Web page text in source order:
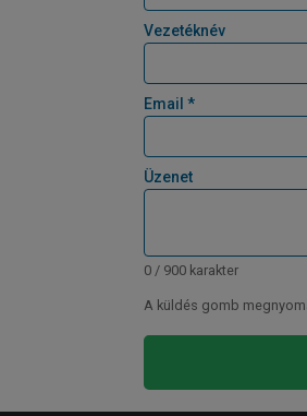
Vezetéknév
Email *
Üzenet
0 / 900 karakter
A küldés gomb